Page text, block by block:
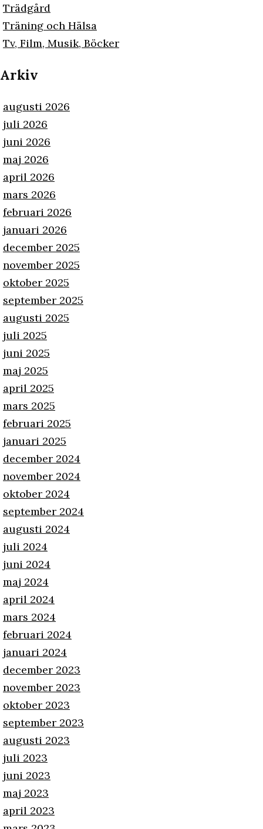
Trädgård
Träning och Hälsa
Tv, Film, Musik, Böcker
Arkiv
augusti 2026
juli 2026
juni 2026
maj 2026
april 2026
mars 2026
februari 2026
januari 2026
december 2025
november 2025
oktober 2025
september 2025
augusti 2025
juli 2025
juni 2025
maj 2025
april 2025
mars 2025
februari 2025
januari 2025
december 2024
november 2024
oktober 2024
september 2024
augusti 2024
juli 2024
juni 2024
maj 2024
april 2024
mars 2024
februari 2024
januari 2024
december 2023
november 2023
oktober 2023
september 2023
augusti 2023
juli 2023
juni 2023
maj 2023
april 2023